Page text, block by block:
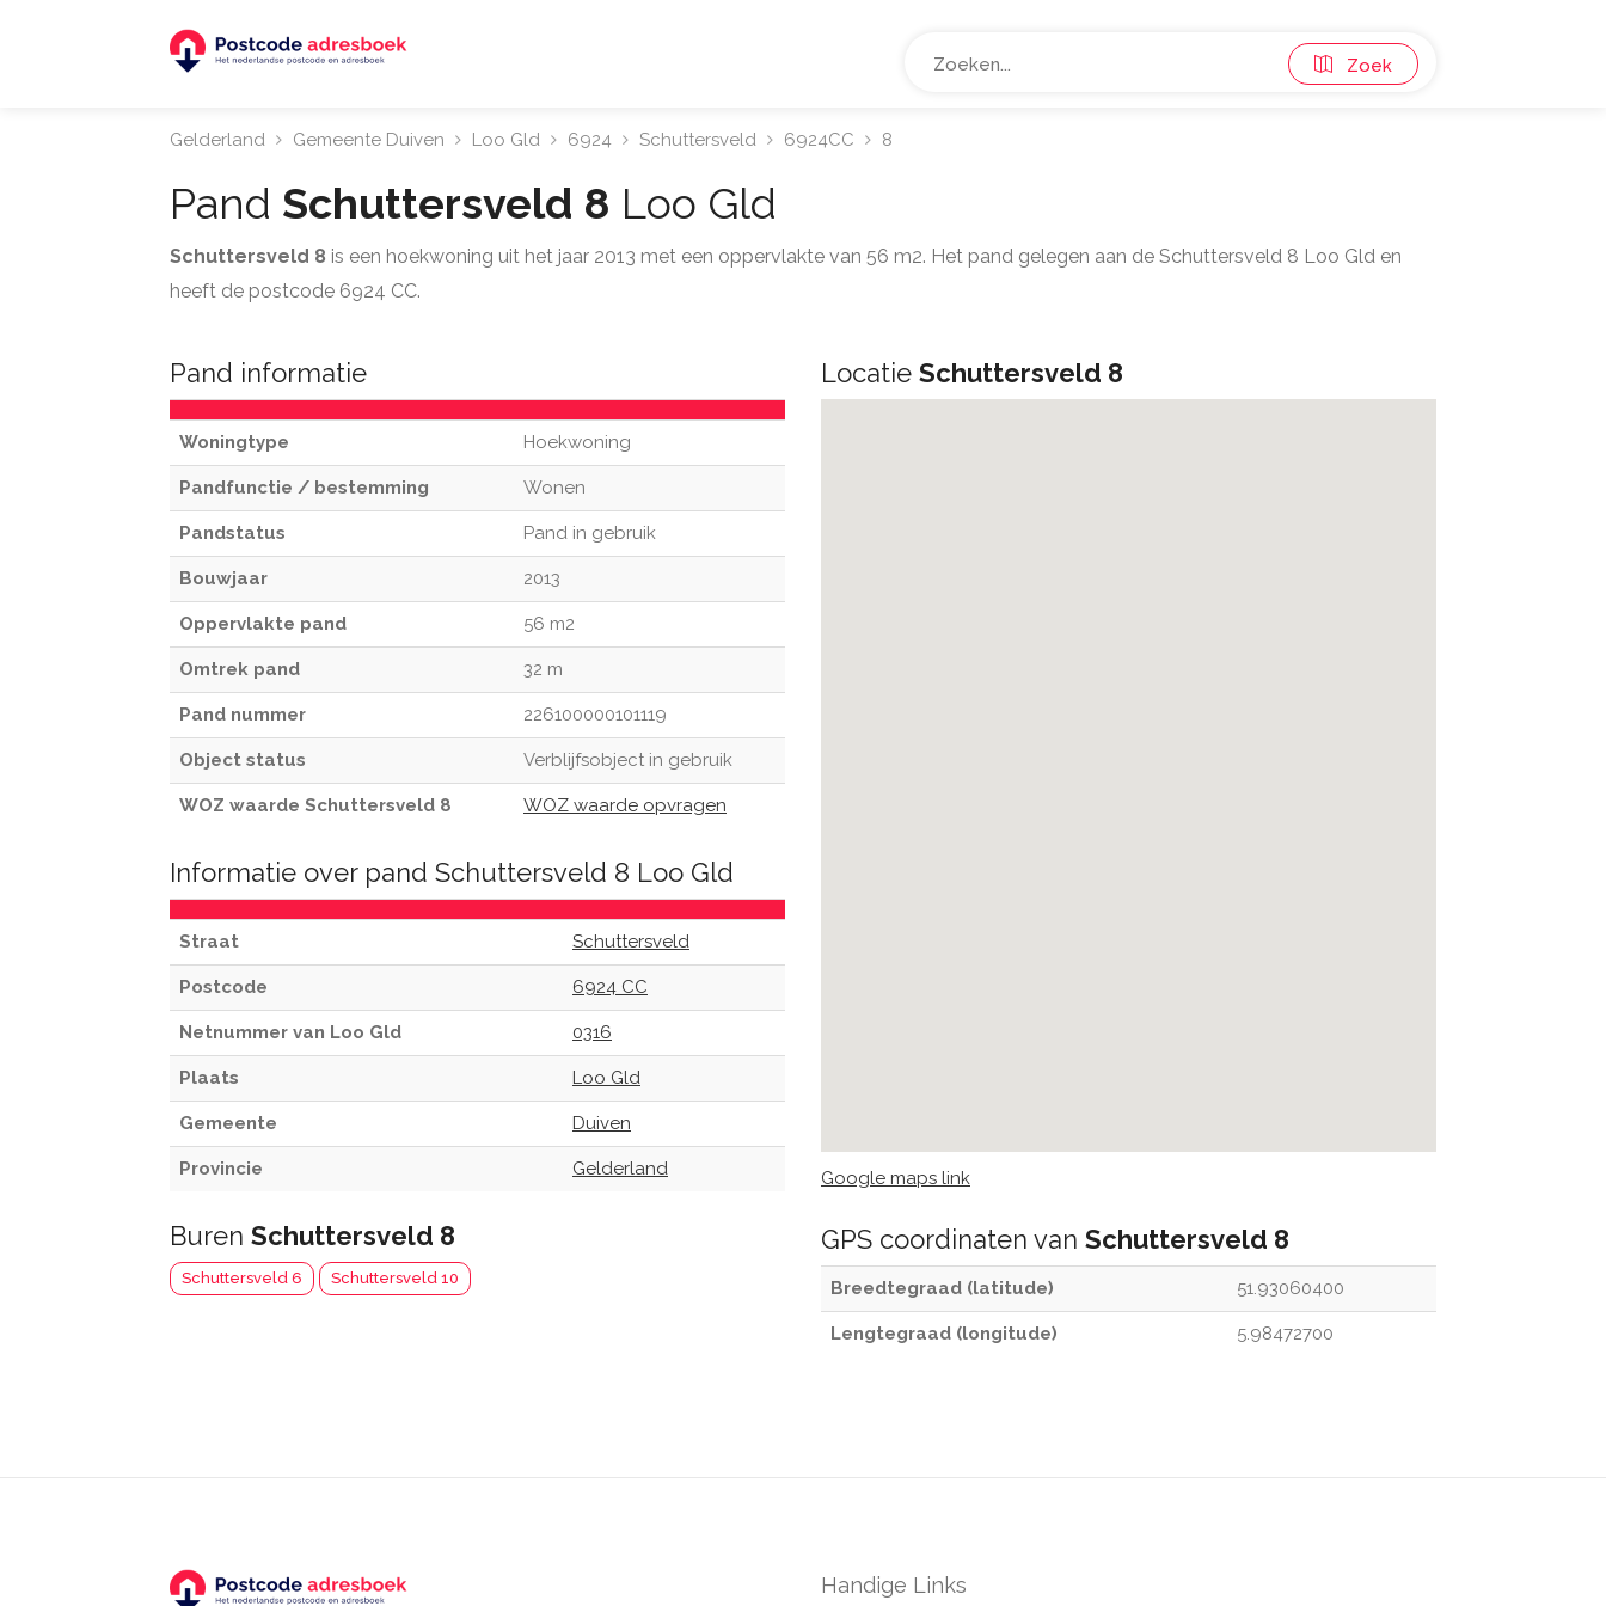
Zoek
Gelderland Gemeente Duiven Loo Gld 6924 Schuttersveld 6924CC 8
Pand Schuttersveld 8 Loo Gld
Schuttersveld 8 is een hoekwoning uit het jaar 2013 met een oppervlakte van 56 m2. Het pand gelegen aan de Schuttersveld 8 Loo Gld en
heeft de postcode 6924 CC.
Pand informatie
Woningtype Hoekwoning
Pandfunctie / bestemming Wonen
Pandstatus Pand in gebruik
Bouwjaar 2013
Oppervlakte pand 56 m2
Omtrek pand 32 m
Pand nummer 226100000101119
Object status Verblijfsobject in gebruik
WOZ waarde Schuttersveld 8 WOZ waarde opvragen
Informatie over pand Schuttersveld 8 Loo Gld
Straat Schuttersveld
Postcode 6924 CC
Netnummer van Loo Gld 0316
Plaats Loo Gld
Gemeente Duiven
Provincie Gelderland
Buren Schuttersveld 8
Schuttersveld 6 Schuttersveld 10
Locatie Schuttersveld 8
Google maps link
GPS coordinaten van Schuttersveld 8
Breedtegraad (latitude) 51.93060400
Lengtegraad (longitude) 5.98472700
Handige Links